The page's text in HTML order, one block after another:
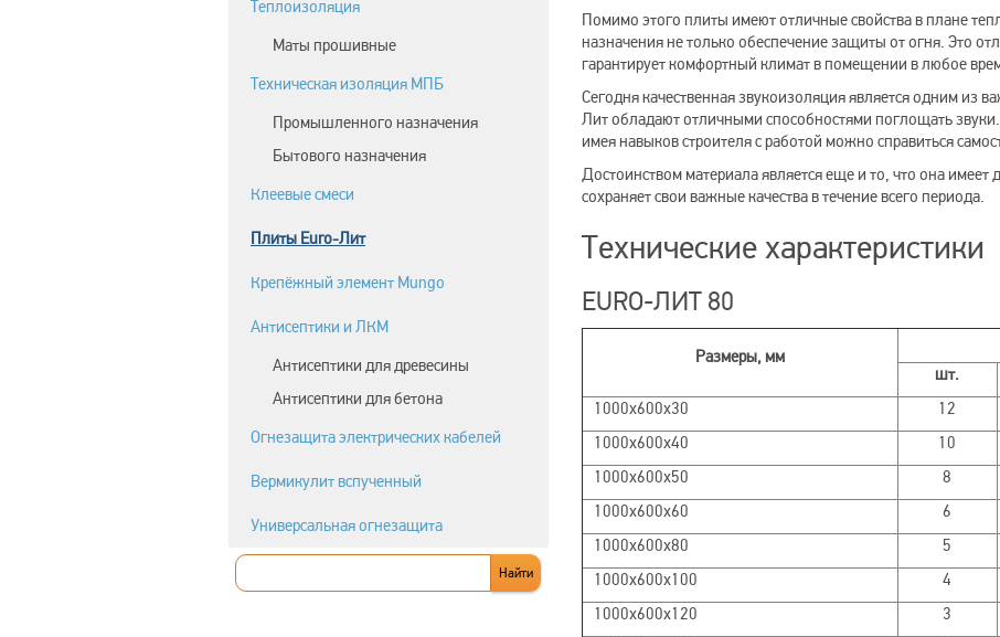
Теплоизоляция
Маты прошивные
Техническая изоляция МПБ
Промышленного назначения
Бытового назначения
Клеевые смеси
Плиты Euro-Лит
Крепёжный элемент Mungo
Антисептики и ЛКМ
Антисептики для древесины
Антисептики для бетона
Огнезащита электрических кабелей
Вермикулит вспученный
Универсальная огнезащита
Помимо этого плиты имеют отличные свойства в плане
назначения не только обеспечение защиты от огня. Это
гарантирует комфортный климат в помещении в любое
Сегодня качественная звукоизоляция является одним из
Лит обладают отличными способностями поглощать
имея навыков строителя с работой можно справиться
Достоинством материала является еще и то, что она имеет
сохраняет свои важные качества в течение всего периода.
Технические характеристики
EURO-ЛИТ 80
Размеры, мм
шт.
1000х600х30
12
1000х600х40
10
1000х600х50
8
1000х600х60
6
1000х600х80
5
1000х600х100
4
1000х600х120
3